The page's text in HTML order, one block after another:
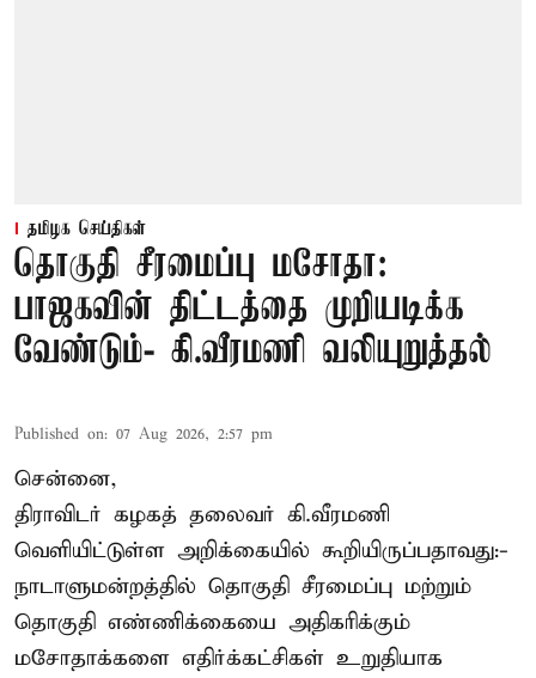
தமிழக செய்திகள்
தொகுதி சீரமைப்பு மசோதா:
பாஜகவின் திட்டத்தை முறியடிக்க
வேண்டும்- கி.வீரமணி வலியுறுத்தல்
Published on: 07 Aug 2026, 2:57 pm
சென்னை,
திராவிடர் கழகத் தலைவர் கி.வீரமணி
வெளியிட்டுள்ள அறிக்கையில் கூறியிருப்பதாவது:-
நாடாளுமன்றத்தில் தொகுதி சீரமைப்பு மற்றும்
தொகுதி எண்ணிக்கையை அதிகரிக்கும்
மசோதாக்களை எதிர்க்கட்சிகள் உறுதியாக